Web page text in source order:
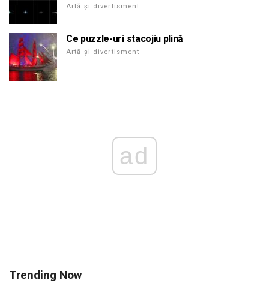
Artă și divertisment
Ce puzzle-uri stacojiu plină
Artă și divertisment
ad
Trending Now